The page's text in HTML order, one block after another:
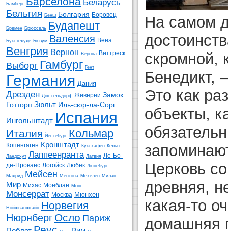
Бамберг Беларусь
Бельгия Бенш Болгария Боровец
Бремен Брюссель Будапешт
Букстехуде Бюзум Валенсия Вена
Венгрия Вернон Верона Виттреск
Выборг Гамбург Гент
Германия Дания
Дрезден Дюссельдорф Живерни Замок
Готторп Зюльт Иль-сюр-ла-Сорг
Ингольштадт Испания
Италия Йестебург Кольмар
Копенгаген Кронштадт Куксхафен Кёльн
Ландсхут Лаппеенранта Латвия Ле-Бо-
де-Прованс Логойск Любек Люнебург
Мадрид Мейсен Ментона Мехелен Милан
Мир Михас Монблан Монс
Монсеррат Москва Мюнхен
Нойшванштайн Норвегия
Нюрнберг Осло Париж
На самом
скромной,
Бенедикт,
Это как
объекты,
Церковь
древняя,
какая-то
домашняя